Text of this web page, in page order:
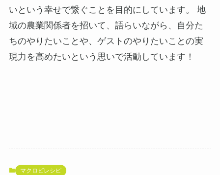
いという幸せで繋ぐことを目的にしています。 地
域の農業関係者を招いて、語らいながら、自分た
ちのやりたいことや、ゲストのやりたいことの実
現力を高めたいという思いで活動しています！
マクロビレシピ